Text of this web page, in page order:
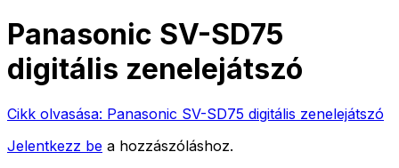
Panasonic SV-SD75
digitális zenelejátszó
Cikk olvasása: Panasonic SV-SD75 digitális zenelejátszó
Jelentkezz be a hozzászóláshoz.